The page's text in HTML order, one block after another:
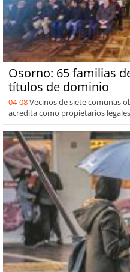
Osorno: 65 familias
títulos de dominio
04-08Vecinos de siete comunas
acredita como propietarios